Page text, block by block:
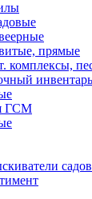
прямые
комплексы,
инвентарь
ГСМ